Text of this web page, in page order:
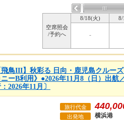
空席照会
/予約へ
8/18(火) 8/
-
飛鳥III】秋彩る 日向・鹿児島クルー
ニーB利用》●2026年11月8（日）出
2026年11月〕
旅行代金
出発地 横浜港